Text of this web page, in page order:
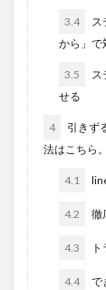
3.4
ス
から」で
3.5
ス
せる
4
引きず
法はこちら。
4.1
4.2 徹
4.3
4.4
で